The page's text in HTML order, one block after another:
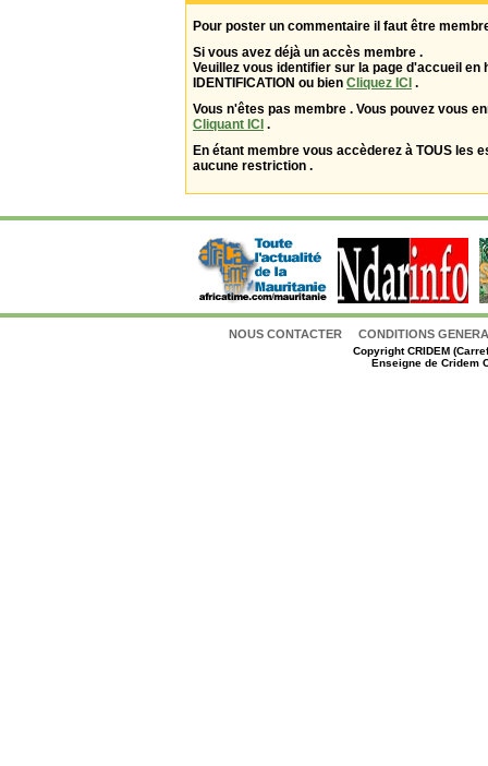
Pour poster un commentaire il faut être
Si vous avez déjà un accès membre .
Veuillez vous identifier sur la page d'accueil en
IDENTIFICATION ou bien Cliquez ICI .
Vous n'êtes pas membre . Vous pouvez vous
Cliquant ICI .
En étant membre vous accèderez à TOUS les
aucune restriction .
NOUS CONTACTER CONDITIONS
CopyrightCRIDEM
Enseigne de Cridem